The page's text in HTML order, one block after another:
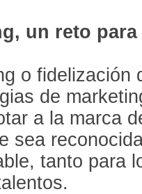
un reto para
o fidelización
de
a la marca
sea
tanto para